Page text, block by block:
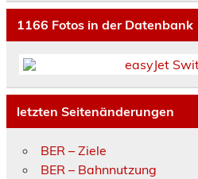
1166 Fotos in der Datenbank
letzten Seitenänderungen
BER – Ziele
BER – Bahnnutzung